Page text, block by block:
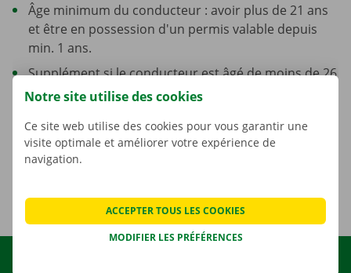
Âge minimum du conducteur : avoir plus de 21 ans
et être en possession d'un permis valable depuis
min. 1 ans.
Supplément si le conducteur est âgé de moins de 26
ans, par conducteur et par jour : € 6,50 TVAC, € 5,37
Une taxe environnementale unique de 5,89 € HTVA
(soit 7,13 € TVAC) est facturée par location.
Notre site utilise des cookies
Ce site web utilise des cookies pour vous garantir une
visite optimale et améliorer votre expérience de
navigation.
MODIFIER LES PRÉFÉRENCES
ACCEPTER TOUS LES COOKIES